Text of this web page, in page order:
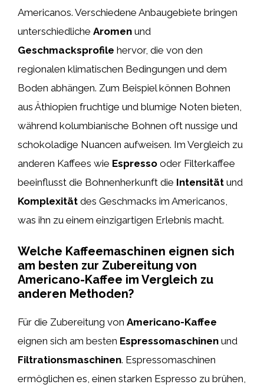
Americanos. Verschiedene Anbaugebiete bringen
unterschiedliche Aromen und
Geschmacksprofile hervor, die von den
regionalen klimatischen Bedingungen und dem
Boden abhängen. Zum Beispiel können Bohnen
aus Äthiopien fruchtige und blumige Noten bieten,
während kolumbianische Bohnen oft nussige und
schokoladige Nuancen aufweisen. Im Vergleich zu
anderen Kaffees wie Espresso oder Filterkaffee
beeinflusst die Bohnenherkunft die Intensität und
Komplexität des Geschmacks im Americanos,
was ihn zu einem einzigartigen Erlebnis macht.
Welche Kaffeemaschinen eignen sich
am besten zur Zubereitung von
Americano-Kaffee im Vergleich zu
anderen Methoden?
Für die Zubereitung von Americano-Kaffee
eignen sich am besten Espressomaschinen und
Filtrationsmaschinen. Espressomaschinen
ermöglichen es, einen starken Espresso zu brühen,